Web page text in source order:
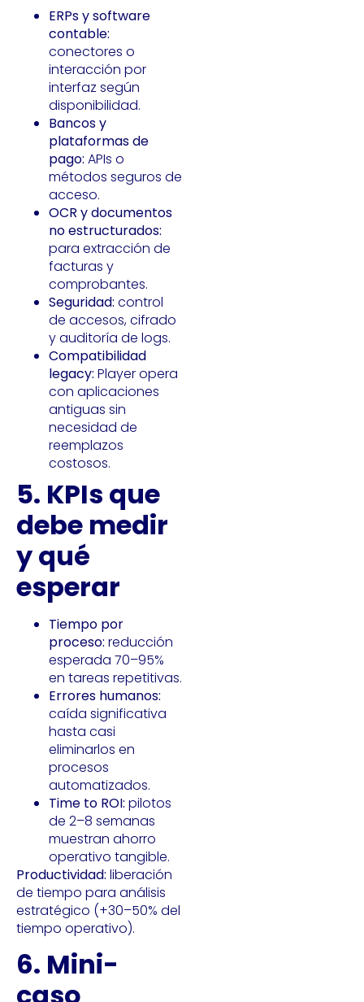
ERPs y software
contable:
conectores o
interacción por
interfaz según
disponibilidad.
Bancos y
plataformas de
pago: APIs o
métodos seguros de
acceso.
OCR y documentos
no estructurados:
para extracción de
facturas y
comprobantes.
Seguridad: control
de accesos, cifrado
y auditoría de logs.
Compatibilidad
legacy: Player opera
con aplicaciones
antiguas sin
necesidad de
reemplazos
costosos.
5. KPIs que
debe medir
y qué
esperar
Tiempo por
proceso: reducción
esperada 70–95%
en tareas repetitivas.
Errores humanos:
caída significativa
hasta casi
eliminarlos en
procesos
automatizados.
Time to ROI: pilotos
de 2–8 semanas
muestran ahorro
operativo tangible.
Productividad: liberación
de tiempo para análisis
estratégico (+30–50% del
tiempo operativo).
6. Mini-